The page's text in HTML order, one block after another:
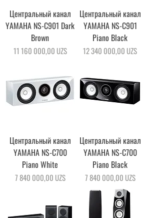
Центральный канал
YAMAHA NS-C901 Dark
Brown
Цена
11 160 000,00 UZS
Центральный канал
YAMAHA NS-C901
Piano Black
Цена
12 340 000,00 UZS
Центральный канал
YAMAHA NS-C700
Piano White
Цена
7 840 000,00 UZS
Центральный канал
YAMAHA NS-C700
Piano Black
Цена
7 840 000,00 UZS